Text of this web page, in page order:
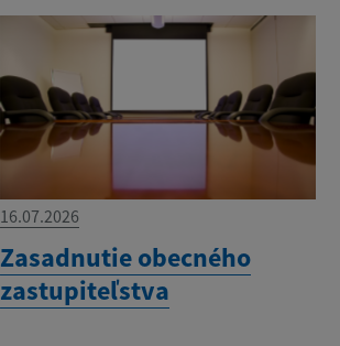
16.07.2026
Zasadnutie obecného
zastupiteľstva